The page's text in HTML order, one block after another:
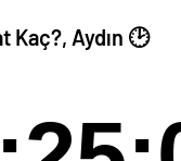
Kaç?, Aydın 🕑